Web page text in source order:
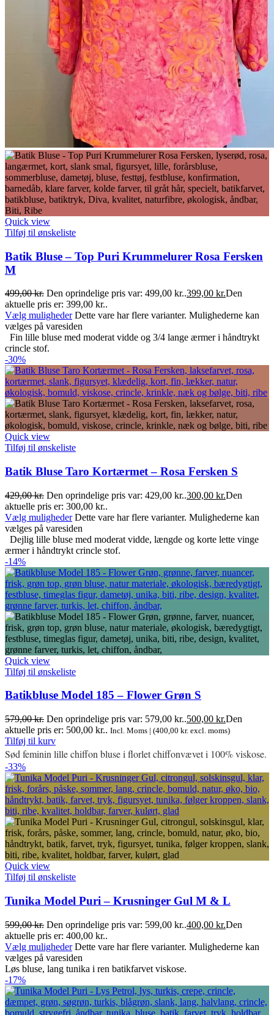
Quick view
Tilføj til ønskeliste
Batik Bluse – Top Puri Krummelurer Rosa Fersken
M
499,00kr. Den oprindelige pris var: 499,00 kr..399,00 kr.Den
aktuelle pris er: 399,00 kr..
Vælg muligheder Dette vare har flere varianter. Mulighederne kan
vælges på varesiden
Fin lille bluse med moderat vidde og 3/4 lange ærmer i håndtrykt
crincle stof.
-30%
Quick view
Tilføj til ønskeliste
Batik Bluse Taro Kortærmet – Rosa Fersken S
429,00kr. Den oprindelige pris var: 429,00 kr..300,00 kr.Den
aktuelle pris er: 300,00 kr..
Vælg muligheder Dette vare har flere varianter. Mulighederne kan
vælges på varesiden
Dejlig lille bluse med moderat vidde, længde og korte lette vinge
ærmer i håndtrykt crincle stof.
-14%
Quick view
Tilføj til ønskeliste
Batikbluse Model 185 – Flower Grøn S
579,00kr. Den oprindelige pris var: 579,00 kr..500,00 kr.Den
aktuelle pris er: 500,00 kr.. Incl. Moms | (400,00 kr. excl. moms)
Tilføj til kurv
Sød feminin lille chiffon bluse i florlet chiffonvævet i 100% viskose.
-33%
Quick view
Tilføj til ønskeliste
Tunika Model Puri – Krusninger Gul M & L
599,00kr. Den oprindelige pris var: 599,00 kr..400,00 kr.Den
aktuelle pris er: 400,00 kr..
Vælg muligheder Dette vare har flere varianter. Mulighederne kan
vælges på varesiden
Løs bluse, lang tunika i ren batikfarvet viskose.
-17%